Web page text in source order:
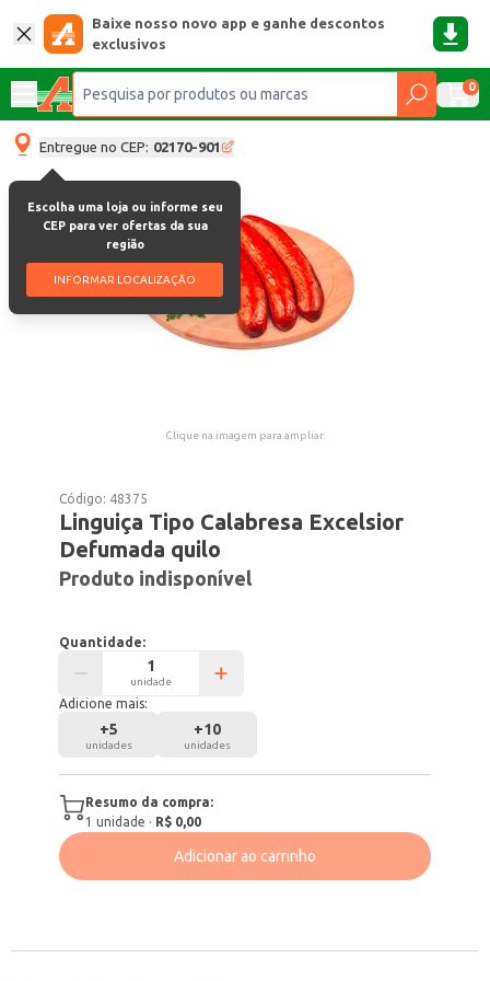
Baixe nosso novo app e ganhe descontos
exclusivos
0
Entregue no CEP: 02170-901
Escolha uma loja ou informe seu
CEP para ver ofertas da sua
região
INFORMAR LOCALIZAÇÃO
Clique na imagem para ampliar.
Código: 48375
Linguiça Tipo Calabresa Excelsior
Defumada quilo
Produto indisponível
Quantidade:
unidade
Adicione mais:
+5
unidades
+10
unidades
Resumo da compra:
1 unidade · R$ 0,00
Adicionar ao carrinho